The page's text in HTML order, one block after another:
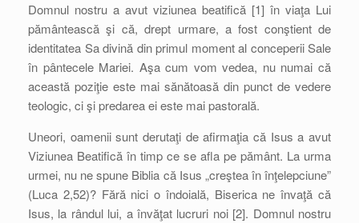
Domnul nostru a avut viziunea beatifică [1] în viaţa Lui
pământească şi că, drept urmare, a fost conştient de
identitatea Sa divină din primul moment al conceperii Sale
în pântecele Mariei. Aşa cum vom vedea, nu numai că
această poziţie este mai sănătoasă din punct de vedere
teologic, ci şi predarea ei este mai pastorală.
Uneori, oamenii sunt derutaţi de afirmaţia că Isus a avut
Viziunea Beatifică în timp ce se afla pe pământ. La urma
urmei, nu ne spune Biblia că Isus „creştea în înţelepciune”
(Luca 2,52)? Fără nici o îndoială, Biserica ne învaţă că
Isus, la rândul lui, a învăţat lucruri noi [2]. Domnul nostru